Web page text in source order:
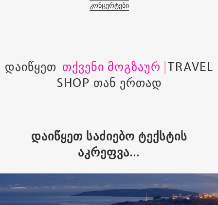
კონცერტები
ᲓᲐᲘᲬᲧᲔᲗ |TRAVEL SHOP ᲗᲐᲜ
ᲔᲠᲗᲐᲓ
ᲓᲐᲘᲬᲧᲔᲗ ᲡᲐᲫᲘᲔᲑᲝ ᲢᲔᲥᲡᲢᲘᲡ
ᲐᲙᲠᲔᲤᲕᲐ…